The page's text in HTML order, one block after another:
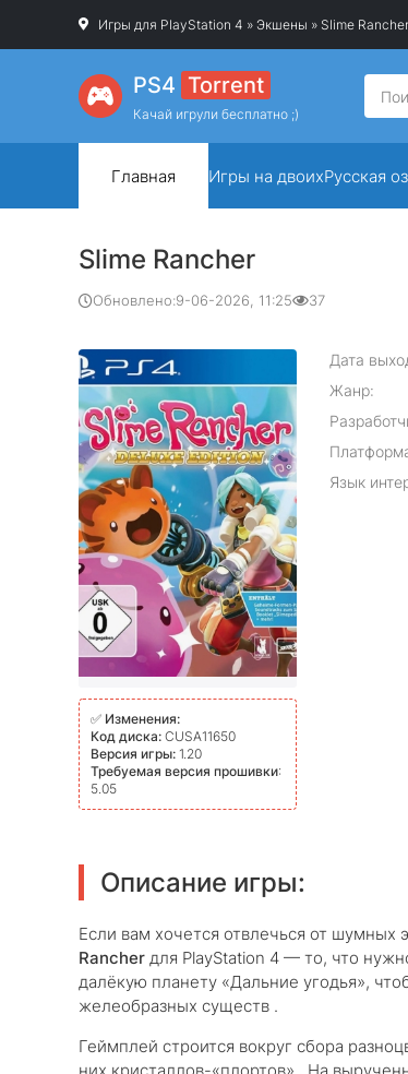
Игры для PlayStation 4 » Экшены » Slime Rancher
PS4 Torrent
Качай игрули бесплатно ;)
Главная Игры на двоихРусская
Slime Rancher
Обновлено:9-06-2026, 11:25 37
✅ Изменения:
Код диска: CUSA11650
Версия игры: 1.20
Требуемая версия прошивки:
5.05
Дата
Жанр:
Язык
Описание игры:
Если вам хочется отвлечься от шумных
Rancher для PlayStation 4 — то, что
далёкую планету «Дальние угодья»,
желеобразных существ .
Геймплей строится вокруг сбора